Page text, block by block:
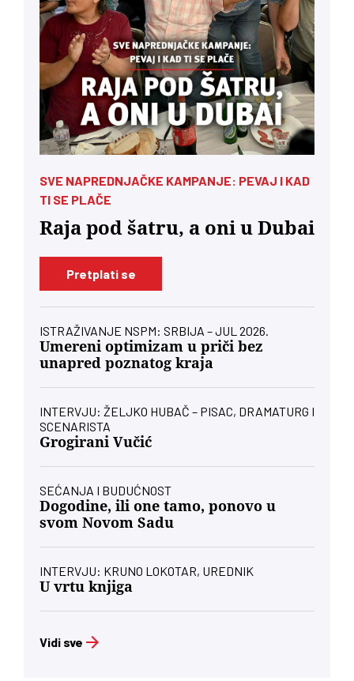
SVE NAPREDNJAČKE KAMPANJE: PEVAJ I KAD
TI SE PLAČE
Raja pod šatru, a oni u Dubai
Pretplati se
ISTRAŽIVANJE NSPM: SRBIJA – JUL 2026.
Umereni optimizam u priči bez
unapred poznatog kraja
INTERVJU: ŽELJKO HUBAČ – PISAC, DRAMATURG I
SCENARISTA
Grogirani Vučić
SEĆANJA I BUDUĆNOST
Dogodine, ili one tamo, ponovo u
svom Novom Sadu
INTERVJU: KRUNO LOKOTAR, UREDNIK
U vrtu knjiga
Vidi sve